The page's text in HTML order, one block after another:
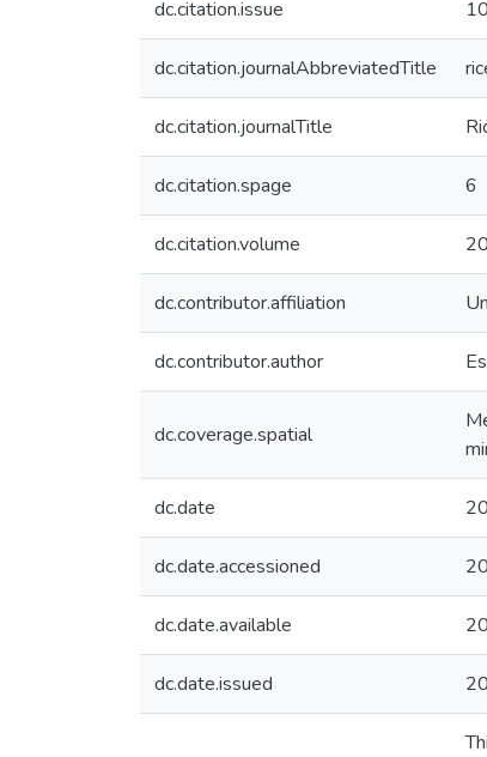
dc.citation.issue 10
dc.citation.journalAbbreviatedTitle
dc.citation.journalTitle
dc.citation.spage 6
dc.citation.volume
dc.contributor.affiliation
dc.contributor.author
dc.coverage.spatial
dc.date
dc.date.accessioned
dc.date.available
dc.date.issued